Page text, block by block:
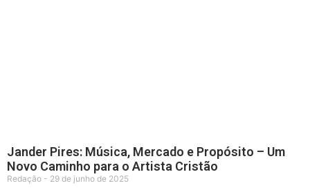
Jander Pires: Música, Mercado e Propósito – Um
Novo Caminho para o Artista Cristão
Redação 29 de junho de 2025